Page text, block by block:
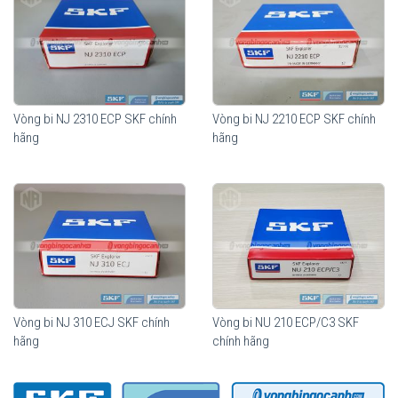
màng bôi trơn, giúp tối ưu hoá chuyển động lăn của con lăn. Lợi
ích mang lại từ những tính năng vượt trội này so với thiết kế truyền
thống là khả năng nâng cao độ tin cậy khi vận hành và khả năng
chịu sự lệch trục tốt hơn.
Vòng bi SKF NJ 310 ECP chính hãng, phân phối bởi Vòng bi Ngọc
Vòng bi NJ 2310 ECP SKF chính
hãng
Vòng bi NJ 2210 ECP SKF chính
hãng
Vòng bi NJ 310 ECJ SKF chính
hãng
Vòng bi NU 210 ECP/C3 SKF
chính hãng